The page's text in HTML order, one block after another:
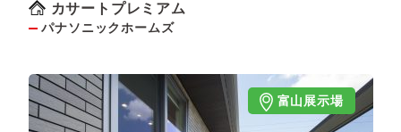
カサートプレミアム
パナソニックホームズ
富山展示場